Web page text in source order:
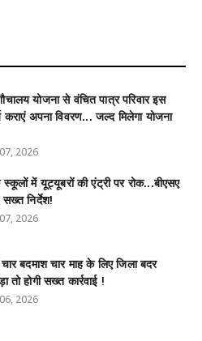
योजना से वंचित पात्र परिवार इस
कराएं अपना विवरण... जल्द मिलेगा योजना
2026
में यूट्यूबरों की एंट्री पर रोक...बीएसए
सख्त निर्देश!
2026
बदमाश चार माह के लिए जिला बदर
तो होगी सख्त कार्रवाई !
2026